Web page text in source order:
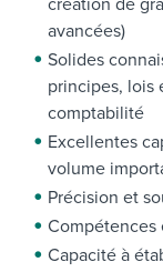
création de
avancées)
Solides
principes, lois
comptabilité
Excellentes
volume
Précision et
Compétences
Capacité à